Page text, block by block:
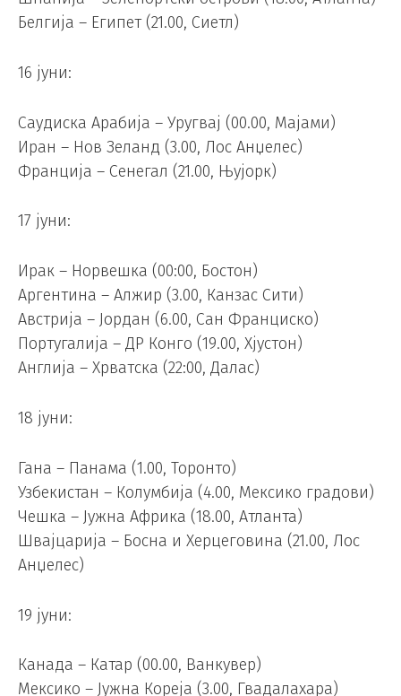
Белгија – Египет (21.00, Сиетл)
16 јуни:
Саудиска Арабија – Уругвај (00.00, Мајами)
Иран – Нов Зеланд (3.00, Лос Анџелес)
Франција – Сенегал (21.00, Њујорк)
17 јуни:
Ирак – Норвешка (00:00, Бостон)
Аргентина – Алжир (3.00, Канзас Сити)
Австрија – Јордан (6.00, Сан Франциско)
Португалија – ДР Конго (19.00, Хјустон)
Англија – Хрватска (22:00, Далас)
18 јуни:
Гана – Панама (1.00, Торонто)
Узбекистан – Колумбија (4.00, Мексико градови)
Чешка – Јужна Африка (18.00, Атланта)
Швајцарија – Босна и Херцеговина (21.00, Лос
Анџелес)
19 јуни:
Канада – Катар (00.00, Ванкувер)
Мексико – Јужна Кореја (3.00, Гвадалахара)